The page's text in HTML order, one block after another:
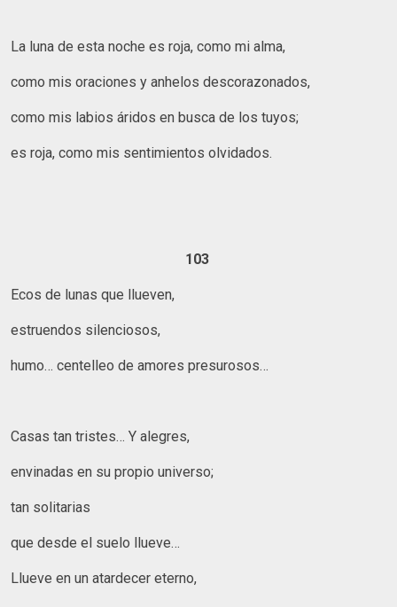
La luna de esta noche es roja, como mi alma,
como mis oraciones y anhelos descorazonados,
como mis labios áridos en busca de los tuyos;
es roja, como mis sentimientos olvidados.
103
Ecos de lunas que llueven,
estruendos silenciosos,
humo… centelleo de amores presurosos…
Casas tan tristes… Y alegres,
envinadas en su propio universo;
tan solitarias
que desde el suelo llueve…
Llueve en un atardecer eterno,